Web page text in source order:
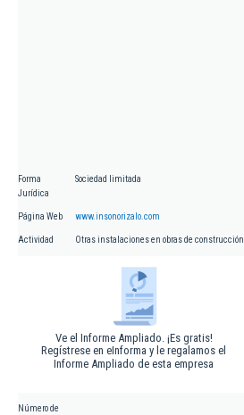
Forma
Jurídica
Sociedad limitada
Página Web www.insonorizalo.com
Actividad Otras instalaciones en obras de construcción
Ve el Informe Ampliado. ¡Es gratis!
Regístrese en eInforma y le regalamos el
Informe Ampliado de esta empresa
Número de